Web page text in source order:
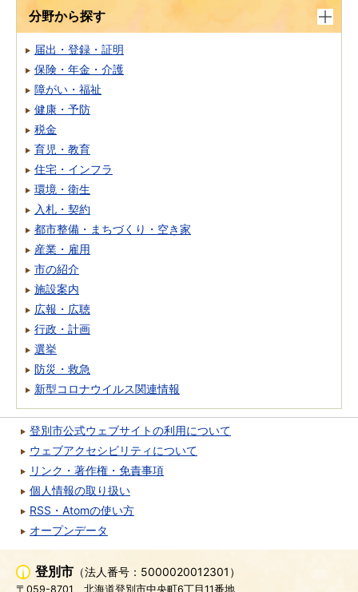
分野から探す
届出・登録・証明
保険・年金・介護
障がい・福祉
健康・予防
税金
育児・教育
住宅・インフラ
環境・衛生
入札・契約
都市整備・まちづくり・空き家
産業・雇用
市の紹介
施設案内
広報・広聴
行政・計画
選挙
防災・救急
新型コロナウイルス関連情報
登別市公式ウェブサイトの利用について
ウェブアクセシビリティについて
リンク・著作権・免責事項
個人情報の取り扱い
RSS・Atomの使い方
オープンデータ
登別市 （法人番号：5000020012301）
〒059-8701 北海道登別市中央町6丁目11番地